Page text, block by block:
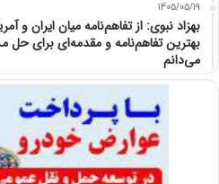
1405/05/19
بهزاد نبوی: از تفاهم‌نامه میان ایران و
بهترین تفاهم‌نامه و مقدمه‌ای برای
می‌دانم